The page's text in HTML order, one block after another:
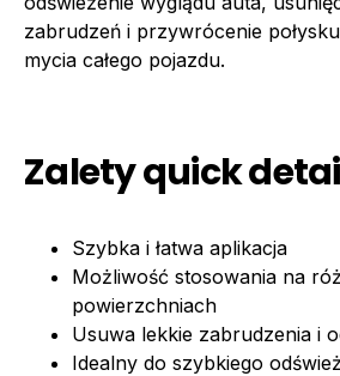
zabrudzeń i przywrócenie
mycia całego pojazdu.
Zalety quick
Szybka i łatwa aplikacja
Możliwość stosowania na
powierzchniach
Usuwa lekkie zabrudzenia i
Idealny do szybkiego